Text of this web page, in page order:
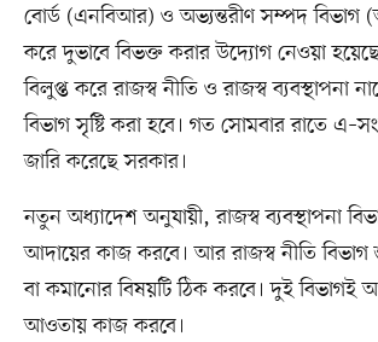
বোর্ড (এনবিআর) ও অভ্যন্তরীণ সম্পদ বিভাগ
করে দুভাবে বিভক্ত করার উদ্যোগ নেওয়া
বিলুপ্ত করে রাজস্ব নীতি ও রাজস্ব ব্যবস্থাপনা
বিভাগ সৃষ্টি করা হবে। গত সোমবার রাতে
জারি করেছে সরকার।
নতুন অধ্যাদেশ অনুযায়ী, রাজস্ব ব্যবস্থাপনা
আদায়ের কাজ করবে। আর রাজস্ব নীতি বিভাগ
বা কমানোর বিষয়টি ঠিক করবে। দুই বিভাগই
আওতায় কাজ করবে।